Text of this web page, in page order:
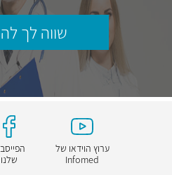
שווה לך
ערוץ הוידאו של
Infomed
שלנו